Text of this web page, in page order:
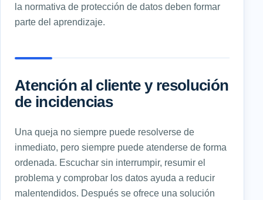
la normativa de protección de datos deben formar
parte del aprendizaje.
Atención al cliente y resolución
de incidencias
Una queja no siempre puede resolverse de
inmediato, pero siempre puede atenderse de forma
ordenada. Escuchar sin interrumpir, resumir el
problema y comprobar los datos ayuda a reducir
malentendidos. Después se ofrece una solución